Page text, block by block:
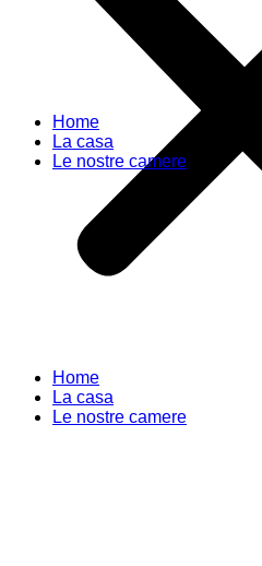
Home
La casa
Le nostre camere
Home
La casa
Le nostre camere